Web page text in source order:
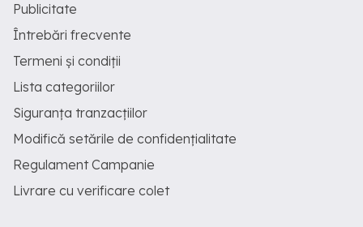
Publicitate
Întrebări frecvente
Termeni și condiții
Lista categoriilor
Siguranța tranzacțiilor
Modifică setările de confidențialitate
Regulament Campanie
Livrare cu verificare colet